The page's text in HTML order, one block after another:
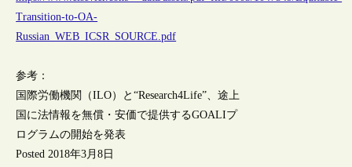
Transition-to-OA-
Russian_WEB_ICSR_SOURCE.pdf
参考：
国際労働機関（ILO）と“Research4Life”、途上
国に法情報を無償・安価で提供するGOALIプ
ログラムの開始を発表
Posted 2018年3月8日